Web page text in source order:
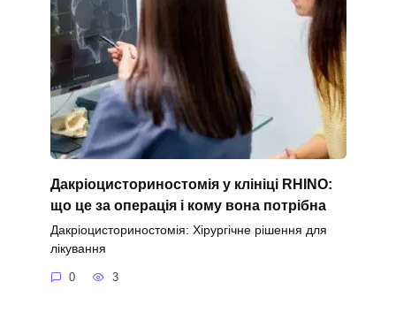
Дакріоцисториностомія у клініці RHINO:
що це за операція і кому вона потрібна
Дакріоцисториностомія: Хірургічне рішення для
лікування
0 3